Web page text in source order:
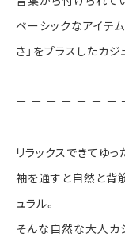
ベーシックなアイテ
さ」をプラスしたカ
－ － － － － － －
リラックスできてゆ
袖を通すと自然と背
ュラル。
そんな自然な大人カ